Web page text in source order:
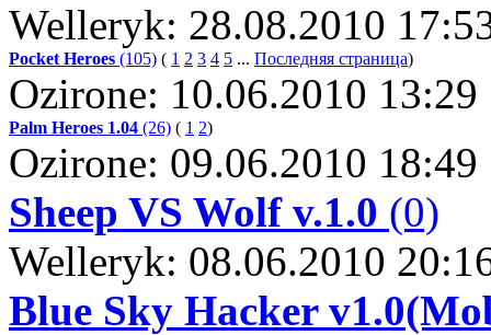
Welleryk: 28.08.2010
Pocket Heroes (105) ( 1 2 3 4 5 ... Последняя страница)
Ozirone: 10.06.2010 13:29
Palm Heroes 1.04 (26) ( 1 2)
Ozirone: 09.06.2010 18:49
Sheep VS Wolf v.1.0 (0)
Welleryk: 08.06.2010
Blue Sky Hacker